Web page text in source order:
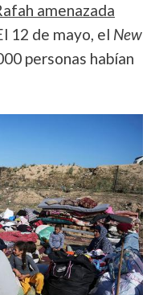
amenazada
12 de mayo, el New
personas habían